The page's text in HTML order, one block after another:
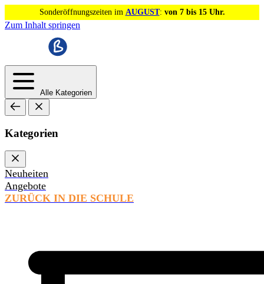
Sonderöffnungszeiten im AUGUST: von 7 bis 15 Uhr.
Zum Inhalt springen
Alle Kategorien
Kategorien
Neuheiten
Angebote
ZURÜCK IN DIE SCHULE